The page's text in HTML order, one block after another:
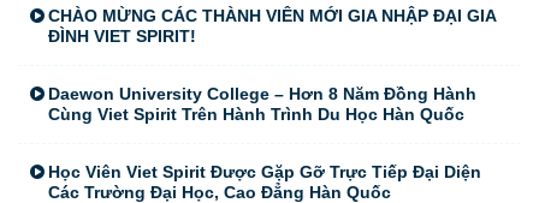
CHÀO MỪNG CÁC THÀNH VIÊN MỚI GIA NHẬP ĐẠI GIA
ĐÌNH VIET SPIRIT!
Daewon University College – Hơn 8 Năm Đồng Hành
Cùng Viet Spirit Trên Hành Trình Du Học Hàn Quốc
Học Viên Viet Spirit Được Gặp Gỡ Trực Tiếp Đại Diện
Các Trường Đại Học, Cao Đẳng Hàn Quốc